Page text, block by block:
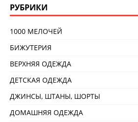
РУБРИКИ
1000 МЕЛОЧЕЙ
БИЖУТЕРИЯ
ВЕРХНЯЯ ОДЕЖДА
ДЕТСКАЯ ОДЕЖДА
ДЖИНСЫ, ШТАНЫ, ШОРТЫ
ДОМАШНЯЯ ОДЕЖДА